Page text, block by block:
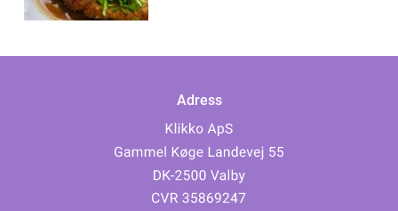
Adress